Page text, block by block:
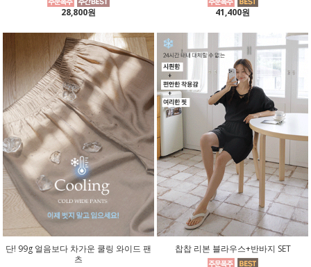
28,800원 41,400원
단! 99g 얼음보다 차가운 쿨링 와이드 팬
츠
찹찹 리본 블라우스+반바지 SET